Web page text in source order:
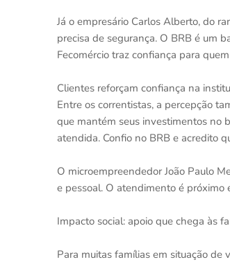
Já o empresário Carlos Alberto, do
precisa de segurança. O BRB é um
Fecomércio traz confiança para
Clientes reforçam confiança na
Entre os correntistas, a percepção
que mantém seus investimentos no
atendida. Confio no BRB e acredito
O microempreendedor João Paulo
e pessoal. O atendimento é
Impacto social: apoio que chega às
Para muitas famílias em situação de